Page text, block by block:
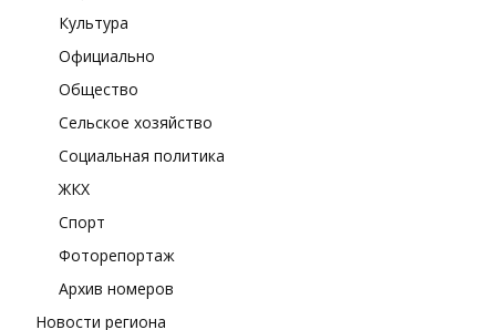
Культура
Официально
Общество
Сельское хозяйство
Социальная политика
ЖКХ
Спорт
Фоторепортаж
Архив номеров
Новости региона